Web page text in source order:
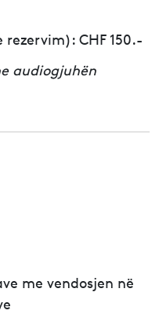
CHF 150.-
audiogjuhën
me vendosjen në